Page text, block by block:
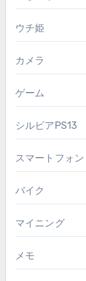
ウチ姫
カメラ
ゲーム
シルビアPS13
スマートフォン
バイク
マイニング
メモ